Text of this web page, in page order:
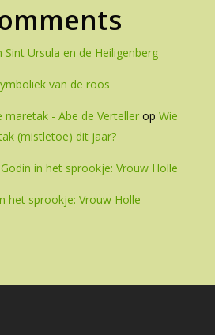
Sint Ursula en de Heiligenberg
van de roos
maretak - Abe de Vertellerop Wie
(mistletoe) dit jaar?
in het sprookje: Vrouw Holle
het sprookje: Vrouw Holle